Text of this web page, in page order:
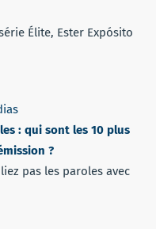
Élite, Ester Expósito
: qui sont les 10 plus
?
pas les paroles avec